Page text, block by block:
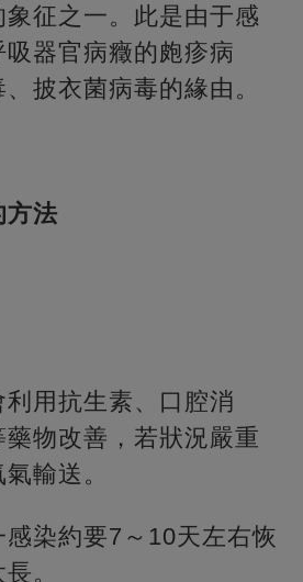
征之一。此是由于感
器官病癥的皰疹病
披衣菌病毒的緣由。
方法
用抗生素、口腔消
物改善，若狀況嚴重
輸送。
染約要7～10天左右恢
。